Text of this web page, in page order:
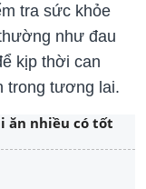
tra sức khỏe
như đau
kịp thời can
trong tương lai.
ăn nhiều có tốt